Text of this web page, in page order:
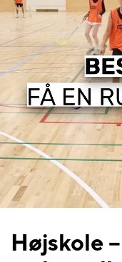
Højskole